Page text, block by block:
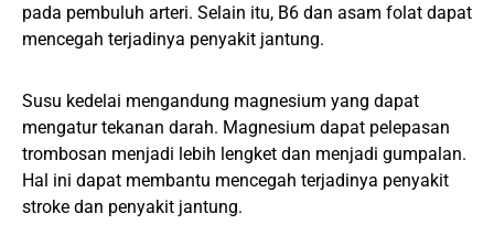
pada pembuluh arteri. Selain itu, B6 dan asam folat dapat
mencegah terjadinya penyakit jantung.
Susu kedelai mengandung magnesium yang dapat
mengatur tekanan darah. Magnesium dapat pelepasan
trombosan menjadi lebih lengket dan menjadi gumpalan.
Hal ini dapat membantu mencegah terjadinya penyakit
stroke dan penyakit jantung.